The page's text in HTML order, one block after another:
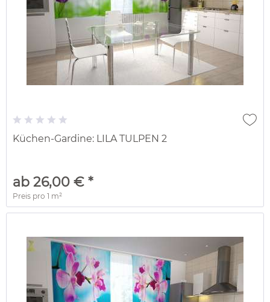
Küchen-Gardine: LILA TULPEN 2
ab 26,00 € *
Preis pro1 m²